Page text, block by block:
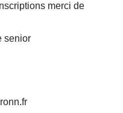
merci de
senior